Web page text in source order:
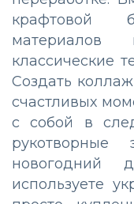
крафтовой
материалов
классические
Создать
счастливых
с собой в
новогодний
используете